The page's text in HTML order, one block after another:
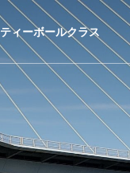
ティーボールクラス